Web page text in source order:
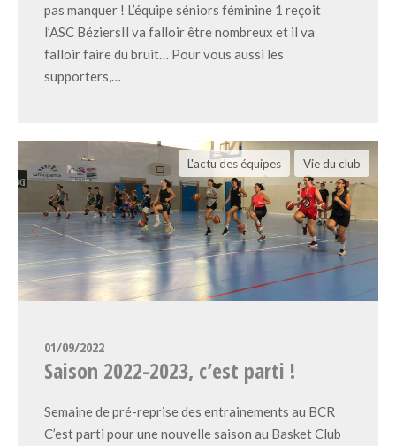
pas manquer ! L’équipe séniors féminine 1 reçoit
l’ASC BéziersIl va falloir être nombreux et il va
falloir faire du bruit… Pour vous aussi les
supporters,…
L'actu des équipes Vie du club
01/09/2022
Saison 2022-2023, c’est parti !
Semaine de pré-reprise des entrainements au BCR
C’est parti pour une nouvelle saison au Basket Club